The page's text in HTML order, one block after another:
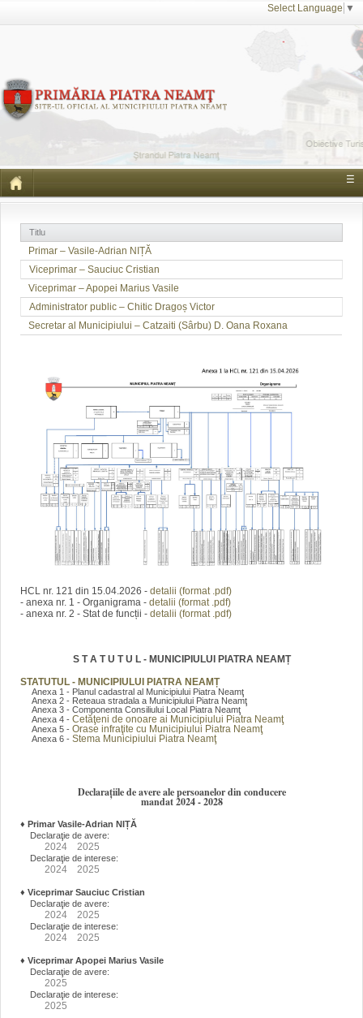
Select Language ▼
☰
Titlu
Primar – Vasile-Adrian NIȚĂ
Viceprimar – Sauciuc Cristian
Viceprimar – Apopei Marius Vasile
Administrator public – Chitic Dragoș Victor
Secretar al Municipiului – Catzaiti (Sârbu) D. Oana Roxana
HCL nr. 121 din 15.04.2026 - detalii (format .pdf)
- anexa nr. 1 - Organigrama - detalii (format .pdf)
- anexa nr. 2 - Stat de funcții - detalii (format .pdf)
S T A T U T U L - MUNICIPIULUI PIATRA NEAMȚ
STATUTUL - MUNICIPIULUI PIATRA NEAMȚ
Anexa 1 - Planul cadastral al Municipiului Piatra Neamţ
Anexa 2 - Reteaua stradala a Municipiului Piatra Neamţ
Anexa 3 - Componenta Consiliului Local Piatra Neamţ
Anexa 4 - Cetăţeni de onoare ai Municipiului Piatra Neamţ
Anexa 5 - Orase infraţite cu Municipiului Piatra Neamţ
Anexa 6 - Stema Municipiului Piatra Neamţ
Declarațiile de avere ale persoanelor din conducere
mandat 2024 - 2028
♦ Primar Vasile-Adrian NIȚĂ
Declaraţie de avere:
2024 2025
Declaraţie de interese:
2024 2025
♦ Viceprimar Sauciuc Cristian
Declaraţie de avere:
2024 2025
Declaraţie de interese:
2024 2025
♦ Viceprimar Apopei Marius Vasile
Declaraţie de avere:
2025
Declaraţie de interese:
2025